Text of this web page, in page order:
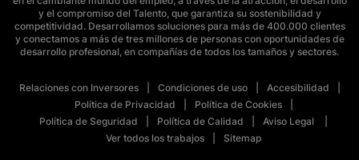
y el compromiso del Talento, que garantiza su sostenibilidad y
competitividad. Desarrollamos soluciones para más de 400.000 clientes
y conectamos a más de tres millones de personas con oportunidades de
desarrollo profesional, en compañías de todos los tamaños y sectores.
Relaciones con Inversores Condiciones de uso
Accesibilidad
Política de Privacidad
Política de Cookies
Política de Seguridad
Política de Calidad
Aviso Legal
Ver todos los trabajos
Sitemap